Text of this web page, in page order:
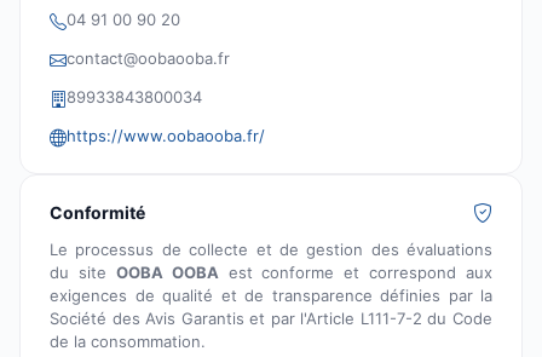
04 91 00 90 20
contact@oobaooba.fr
89933843800034
https://www.oobaooba.fr/
Conformité
Le processus de collecte et de gestion des évaluations
du site OOBA OOBAest conforme et correspond aux
exigences de qualité et de transparence définies par la
Société des Avis Garantis et par l'Article L111-7-2 du Code
de la consommation.